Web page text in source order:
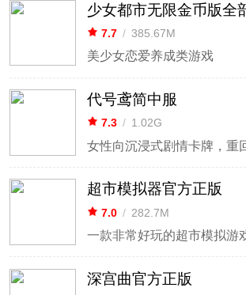
少女都市无限金币版全
7.7 / 385.67M
美少女恋爱养成类游戏
代号鸢简中服
7.3 / 1.02G
超市模拟器官方正版
7.0 / 282.7M
一款非常好玩的超市模拟游
深宫曲官方正版